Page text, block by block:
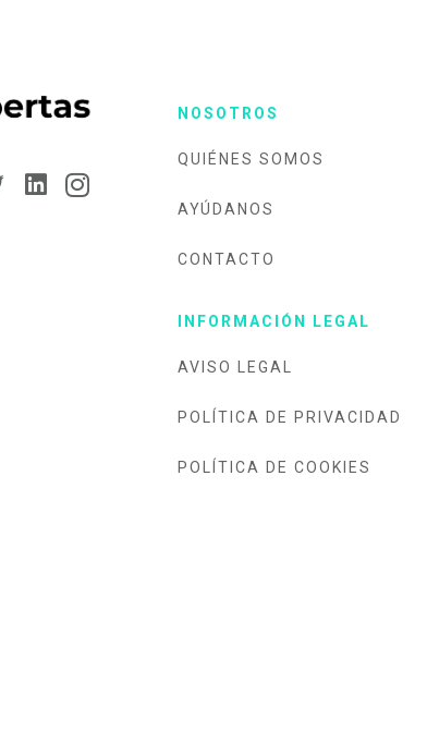
NOSOTROS
QUIÉNES SOMOS
AYÚDANOS
CONTACTO
INFORMACIÓN LEGAL
AVISO LEGAL
POLÍTICA DE PRIVACIDAD
POLÍTICA DE COOKIES